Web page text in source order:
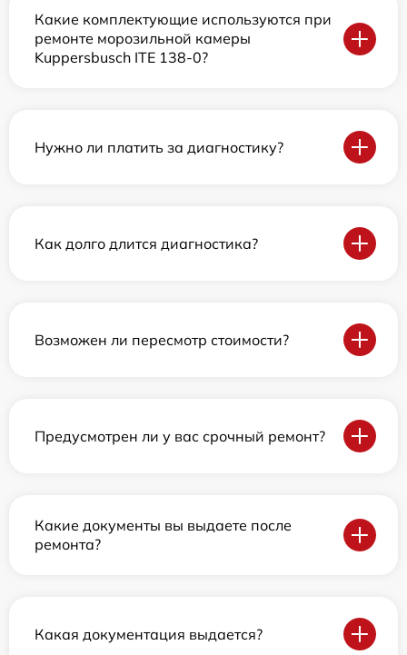
Какие комплектующие используются при
ремонте морозильной камеры
Kuppersbusch ITE 138-0?
Нужно ли платить за диагностику?
Как долго длится диагностика?
Возможен ли пересмотр стоимости?
Предусмотрен ли у вас срочный ремонт?
Какие документы вы выдаете после
ремонта?
Какая документация выдается?